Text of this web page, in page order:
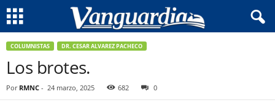
COLUMNISTAS DR. CESAR ALVAREZ PACHECO
Los brotes.
Por RMNC - 24 marzo, 2025 682 0